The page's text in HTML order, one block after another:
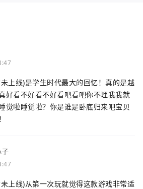
上线)是学生时代最大的回忆！真的是越
好看不好看不好看吧看吧你不理我我就
觉啦睡觉啦？你是谁是卧底归来吧宝贝
上线)从第一次玩就觉得这款游戏非常适